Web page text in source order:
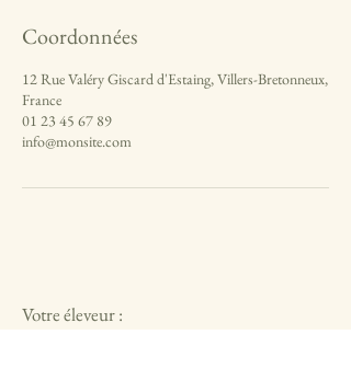
Coordonnées
12 Rue Valéry Giscard d'Estaing, Villers-Bretonneux,
France
01 23 45 67 89
info@monsite.com
Votre éleveur :